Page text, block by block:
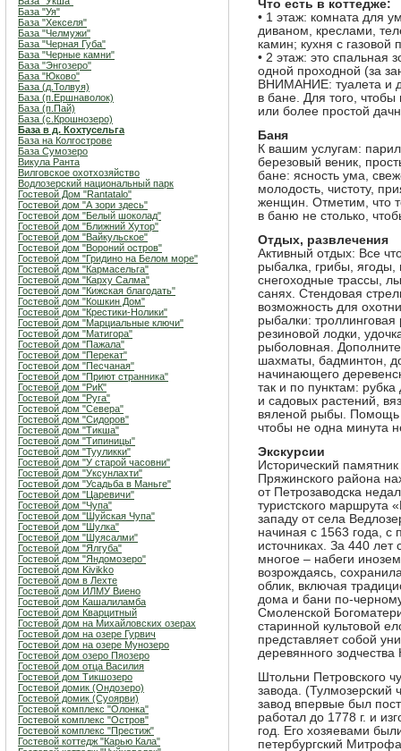
База "Уя"
База "Хекселя"
База "Челмужи"
База "Черная Губа"
База "Черные камни"
База "Энгозеро"
База "Юково"
База (д.Толвуя)
База (п.Ершнаволок)
База (п.Пай)
База (с.Крошнозеро)
База в д. Кохтусельга
База на Колгострове
База Сумозеро
Викула Ранта
Вилговское охотхозяйство
Водлозерский национальный парк
Гостевой Дом "Rantatalo"
Гостевой дом "А зори здесь"
Гостевой дом "Белый шоколад"
Гостевой дом "Ближний Хутор"
Гостевой дом "Вайкульское"
Гостевой дом "Вороний остров"
Гостевой дом "Гридино на Белом море"
Гостевой дом "Кармасельга"
Гостевой дом "Карху Салма"
Гостевой дом "Кижская благодать"
Гостевой дом "Кошкин Дом"
Гостевой дом "Крестики-Нолики"
Гостевой дом "Марциальные ключи"
Гостевой дом "Матигора"
Гостевой дом "Пажала"
Гостевой дом "Перекат"
Гостевой дом "Песчаная"
Гостевой дом "Приют странника"
Гостевой дом "РиК"
Гостевой дом "Руга"
Гостевой дом "Севера"
Гостевой дом "Сидоров"
Гостевой дом "Тикша"
Гостевой дом "Типиницы"
Гостевой дом "Тууликки"
Гостевой дом "У старой часовни"
Гостевой дом "Уксунлахти"
Гостевой дом "Усадьба в Маньге"
Гостевой дом "Царевичи"
Гостевой дом "Чупа"
Гостевой дом "Шуйская Чупа"
Гостевой дом "Шулка"
Гостевой дом "Шуясалми"
Гостевой дом "Ялгуба"
Гостевой дом "Яндомозеро"
Гостевой дом Kivikko
Гостевой дом в Лехте
Гостевой дом ИЛМУ Виено
Гостевой дом Кашалиламба
Гостевой дом Кварцитный
Гостевой дом на Михайловских озерах
Гостевой дом на озере Гурвич
Гостевой дом на озере Мунозеро
Гостевой дом озеро Пяозеро
Гостевой дом отца Василия
Гостевой дом Тикшозеро
Гостевой домик (Ондозеро)
Гостевой домик (Суоярви)
Гостевой комплекс "Олонка"
Гостевой комплекс "Остров"
Гостевой комплекс "Престиж"
Гостевой коттедж "Карью Кала"
Что есть в коттедже:
• 1 этаж: комната для
диваном, креслами,
камин; кухня с
• 2 этаж: это спальная
одной проходной (за
ВНИМАНИЕ: туалета и
в бане. Для того, чтобы
или более простой
Баня
К вашим услугам:
березовый веник,
бане: ясность ума,
молодость, чистоту,
женщин. Отметим, что
в баню не столько,
Отдых, развлечения
Активный отдых: Все
рыбалка, грибы, ягоды,
снегоходные трассы,
санях. Стендовая
возможность для
рыбалки:
резиновой лодки,
рыболовная.
шахматы, бадминтон,
начинающего
так и по пунктам: рубка
и садовых растений,
вяленой рыбы. Помощь
чтобы не одна минута
Экскурсии
Исторический
Пряжинского района
от Петрозаводска
туристского маршрута
западу от села
начиная с 1563 года, с
источниках. За 440
многое – набеги
возрождаясь,
облик, включая
дома и бани по-
Смоленской
старинной культовой
представляет собой
деревянного
Штольни Петровского
завода. (Тулмозерский
завод впервые был
работал до 1778 г. и
год. Его хозяевами
петербургский